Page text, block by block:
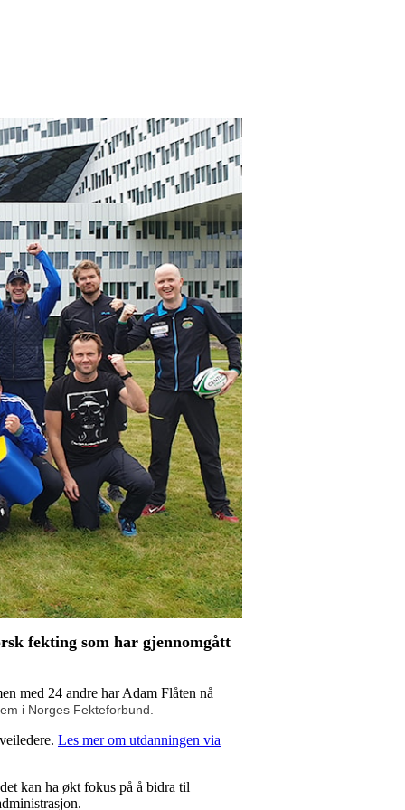
fekting som har gjennomgått
med 24 andre har Adam Flåten nå
i Norges Fekteforbund.
Les mer om utdanningen via
kan ha økt fokus på å bidra til